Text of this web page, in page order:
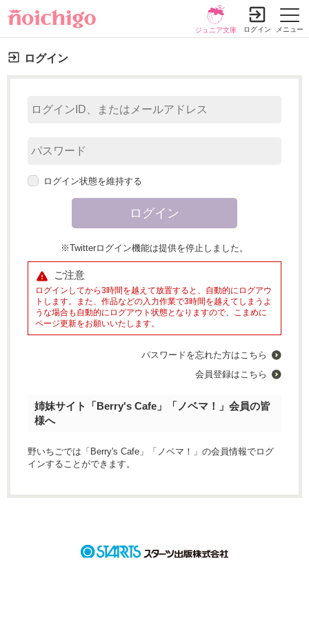
メニュー
ジュニア文庫 ログイン
ログイン
ログイン状態を維持する
※Twitterログイン機能は提供を停止しました。
ご注意
ログインしてから3時間を越えて放置すると、自動的にログアウ
トします。また、作品などの入力作業で3時間を越えてしまうよ
うな場合も自動的にログアウト状態となりますので、こまめに
ページ更新をお願いいたします。
パスワードを忘れた方はこちら
会員登録はこちら
姉妹サイト「Berry's Cafe」「ノベマ！」会員の皆
様へ
野いちごでは「Berry's Cafe」「ノベマ！」の会員情報でログ
インすることができます。